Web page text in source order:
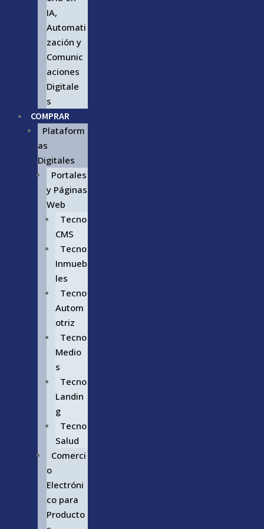
IA,
Automati
zación y
Comunic
aciones
Digitale
s
COMPRAR
Plataform
as
Digitales
Portales
y Páginas
Web
Tecno
CMS
Tecno
Inmueb
les
Tecno
Autom
otriz
Tecno
Medio
s
Tecno
Landin
g
Tecno
Salud
Comerci
o
Electróni
co para
Producto